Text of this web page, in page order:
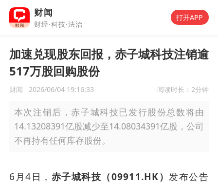
财闻
财经·科技·法治
打开APP
加速兑现股东回报，赤子城科技注销逾
517万股回购股份
财闻 2026/06/04 19:16:33 阅读时长： 2分钟
本次注销后，赤子城科技已发行股份总数将由
14.13208391亿股减少至14.08034391亿股，公司
不再持有任何库存股份。
6月4日， 赤子城科技（09911.HK）发布公告